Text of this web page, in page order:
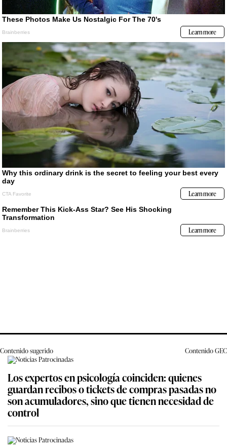
Contenido sugerido ContenidoGEC
Los expertos en psicología coinciden: quienes
guardan recibos o tickets de compras pasadas no
son acumuladores, sino que tienen necesidad de
control